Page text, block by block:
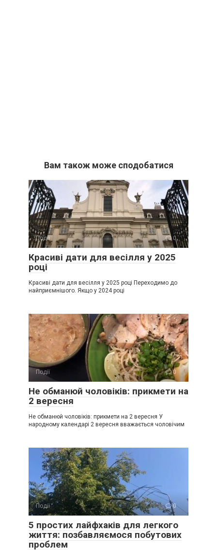
Вам також може сподобатися
Події 0
Красиві дати для весілля у 2025
році
Красиві дати для весілля у 2025 році Переходимо до
найприємнішого. Якщо у 2024 році
Події 0
Не обманюй чоловіків: прикмети на
2 вересня
Не обманюй чоловіків: прикмети на 2 вересня У
народному календарі 2 вересня вважається чоловічим
Події 0
5 простих лайфхаків для легкого
життя: позбавляємося побутових
проблем